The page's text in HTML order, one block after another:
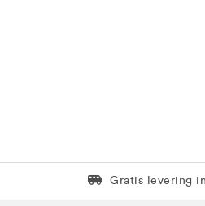
Levering in 1
Gratis levering